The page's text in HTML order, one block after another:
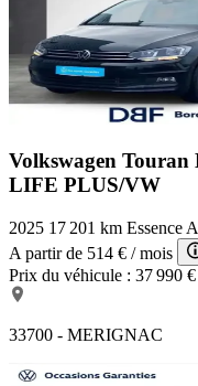
Volkswagen Touran
LIFE PLUS/VW
2025 17 201 km Essence
A partir de 514 € / mois
Prix du véhicule : 37 990 €
33700 - MERIGNAC